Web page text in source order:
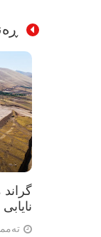
تەممووز